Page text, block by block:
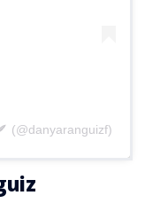
(@danyaranguizf)